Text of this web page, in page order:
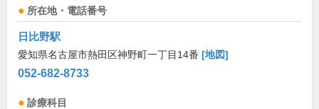
所在地・電話番号
日比野駅
愛知県名古屋市熱田区神野町一丁目14番 [地図]
052-682-8733
診療科目